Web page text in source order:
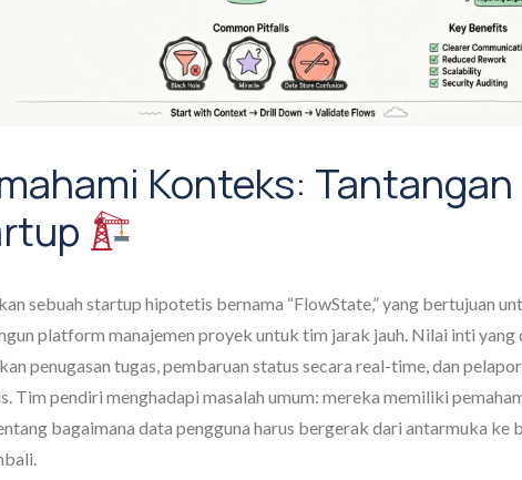
Konteks: Tantangan
sebuah startup hipotetis bernama “FlowState,” yang bertujuan
platform manajemen proyek untuk tim jarak jauh. Nilai inti yang
penugasan tugas, pembaruan status secara real-time, dan
Tim pendiri menghadapi masalah umum: mereka memiliki
bagaimana data pengguna harus bergerak dari antarmuka ke